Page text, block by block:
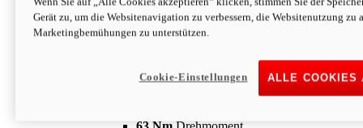
63 NmDrehmoment
151 kgGewicht ohne Kraftstoff
Ab 13.890 € i
Gerät zu, um die Websitenavigation zu verbessern, die Websitenutzung zu
Marketingbemühungen zu unterstützen.
ALLE COOKIES
Cookie-Einstellungen